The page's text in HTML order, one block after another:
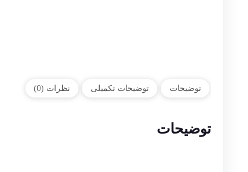
توضیحات توضیحات تکمیلی نظرات (0)
توضیحات